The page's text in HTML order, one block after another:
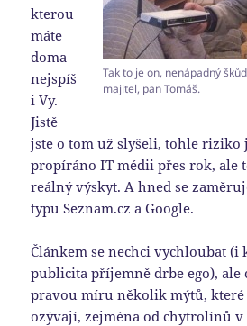
Tak to je on, nenápadný
majitel, pan Tomáš.
kterou
máte
doma
nejspíš
i Vy.
Jistě
jste o tom už slyšeli, tohle riziko
propíráno IT médii přes rok, ale
reálný výskyt. A hned se
typu Seznam.cz a Google.
Článkem se nechci vychloubat (i
publicita příjemně drbe ego), ale
pravou míru několik mýtů, které
ozývají, zejména od chytrolínů